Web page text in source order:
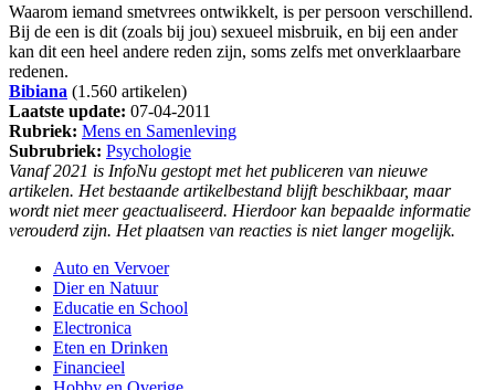
Waarom iemand smetvrees ontwikkelt, is per persoon verschillend.
Bij de een is dit (zoals bij jou) sexueel misbruik, en bij een ander
kan dit een heel andere reden zijn, soms zelfs met onverklaarbare
redenen.
Bibiana (1.560 artikelen)
Laatste update: 07-04-2011
Rubriek: Mens en Samenleving
Subrubriek: Psychologie
Vanaf 2021 is InfoNu gestopt met het publiceren van nieuwe
artikelen. Het bestaande artikelbestand blijft beschikbaar, maar
wordt niet meer geactualiseerd. Hierdoor kan bepaalde informatie
verouderd zijn. Het plaatsen van reacties is niet langer mogelijk.
Auto en Vervoer
Dier en Natuur
Educatie en School
Electronica
Eten en Drinken
Financieel